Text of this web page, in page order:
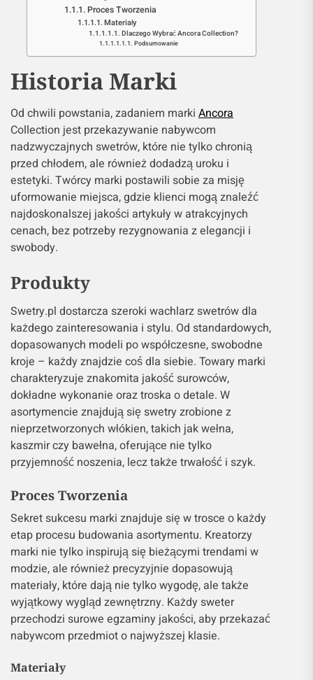
Proces Tworzenia
Materiały
Dlaczego Wybrać Ancora Collection?
Podsumowanie
Historia Marki
Od chwili powstania, zadaniem marki Ancora
Collection jest przekazywanie nabywcom
nadzwyczajnych swetrów, które nie tylko chronią
przed chłodem, ale również dodadzą uroku i
estetyki. Twórcy marki postawili sobie za misję
uformowanie miejsca, gdzie klienci mogą znaleźć
najdoskonalszej jakości artykuły w atrakcyjnych
cenach, bez potrzeby rezygnowania z elegancji i
swobody.
Produkty
Swetry.pl dostarcza szeroki wachlarz swetrów dla
każdego zainteresowania i stylu. Od standardowych,
dopasowanych modeli po współczesne, swobodne
kroje – każdy znajdzie coś dla siebie. Towary marki
charakteryzuje znakomita jakość surowców,
dokładne wykonanie oraz troska o detale. W
asortymencie znajdują się swetry zrobione z
nieprzetworzonych włókien, takich jak wełna,
kaszmir czy bawełna, oferujące nie tylko
przyjemność noszenia, lecz także trwałość i szyk.
Proces Tworzenia
Sekret sukcesu marki znajduje się w trosce o każdy
etap procesu budowania asortymentu. Kreatorzy
marki nie tylko inspirują się bieżącymi trendami w
modzie, ale również precyzyjnie dopasowują
materiały, które dają nie tylko wygodę, ale także
wyjątkowy wygląd zewnętrzny. Każdy sweter
przechodzi surowe egzaminy jakości, aby przekazać
nabywcom przedmiot o najwyższej klasie.
Materiały